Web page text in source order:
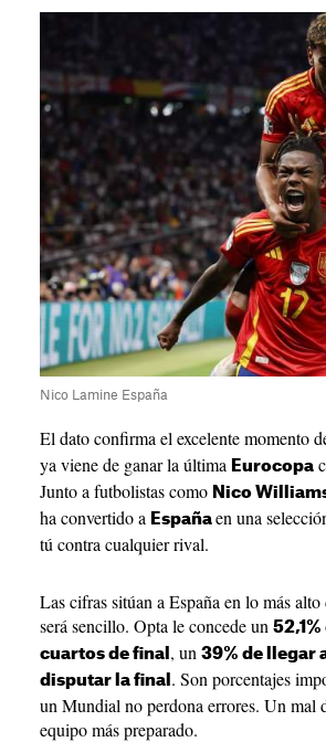
Nico Lamine España
El dato confirma el excelente momento
ya viene de ganar la última Eurocopa
Junto a futbolistas como Nico
ha convertido a España en una
tú contra cualquier rival.
Las cifras sitúan a España en lo más
será sencillo. Opta le concede un
cuartos de final , un 39% de llegar
disputar la final . Son porcentajes
un Mundial no perdona errores. Un mal
equipo más preparado.